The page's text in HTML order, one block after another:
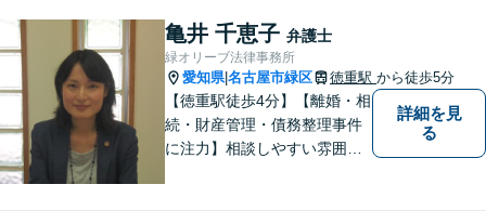
バー等の情報問題にも意欲高
く取り組みます。お困りごと
があれば。お気軽にご相談く
ださい。
亀井 千恵子 弁護士
緑オリーブ法律事務所
愛知県|名古屋市緑区 徳重駅 から徒歩5分
【徳重駅徒歩4分】【離婚・相
続・財産管理・債務整理事件
に注力】相談しやすい雰囲気
詳細を見
る